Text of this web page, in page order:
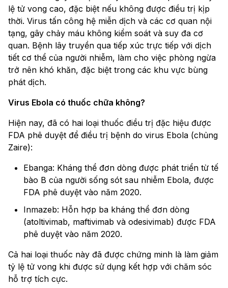
lệ tử vong cao, đặc biệt nếu không được điều trị kịp
thời. Virus tấn công hệ miễn dịch và các cơ quan nội
tạng, gây chảy máu không kiểm soát và suy đa cơ
quan. Bệnh lây truyền qua tiếp xúc trực tiếp với dịch
tiết cơ thể của người nhiễm, làm cho việc phòng ngừa
trở nên khó khăn, đặc biệt trong các khu vực bùng
phát dịch.
Virus Ebola có thuốc chữa không?
Hiện nay, đã có hai loại thuốc điều trị đặc hiệu được
FDA phê duyệt để điều trị bệnh do virus Ebola (chủng
Zaire):
Ebanga: Kháng thể đơn dòng được phát triển từ tế
bào B của người sống sót sau nhiễm Ebola, được
FDA phê duyệt vào năm 2020.
Inmazeb: Hỗn hợp ba kháng thể đơn dòng
(atoltivimab, maftivimab và odesivimab) được FDA
phê duyệt vào năm 2020.
Cả hai loại thuốc này đã được chứng minh là làm giảm
tỷ lệ tử vong khi được sử dụng kết hợp với chăm sóc
hỗ trợ tích cực.